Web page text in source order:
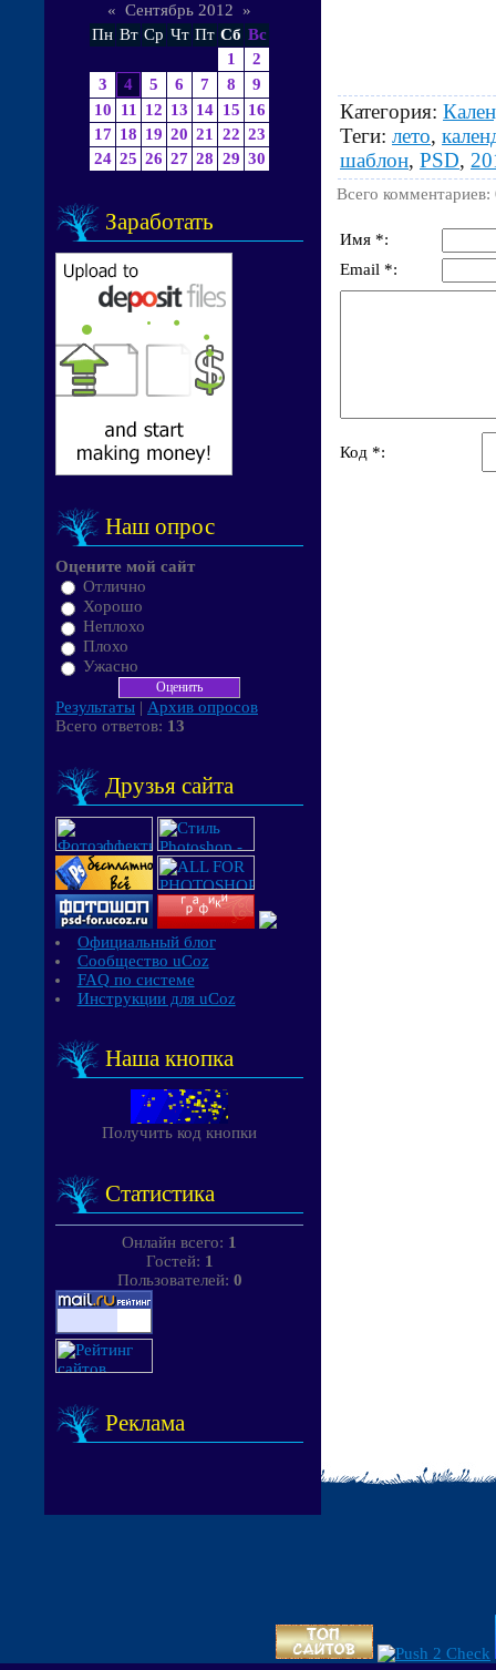
« Сентябрь 2012
»
Пн Вт Ср Чт Пт Сб Вс
1
2
3
4 5 6 7 8
9
10
11 12 13 14 15 16
17 18 19 20 21 22 23
24 25 26 27 28 29 30
Заработать
Наш опрос
Оцените мой сайт
Отлично
Хорошо
Неплохо
Плохо
Ужасно
Результаты | Архив опросов
Всего ответов: 13
Друзья сайта
Официальный блог
Сообщество uCoz
FAQ по системе
Инструкции для uCoz
Наша кнопка
Получить код кнопки
Статистика
Онлайн всего: 1
Гостей: 1
Пользователей: 0
Реклама
Категория:
Теги: лето,
шаблон, PSD,
Всего комментариев:
Имя *:
Email *:
Код *: